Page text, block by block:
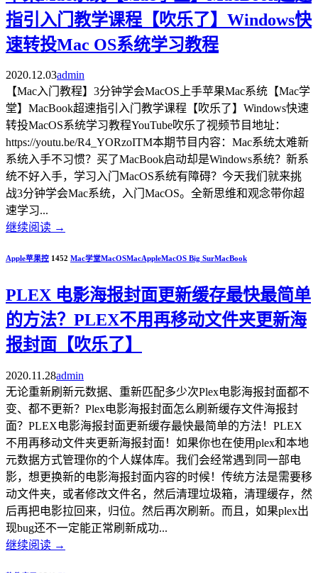
指引入门教学课程【吹乐了】Windows快
速转投Mac OS系统学习教程
2020.12.03admin
【Mac入门教程】3分钟学会MacOS上手苹果Mac系统【Mac学
堂】MacBook超速指引入门教学课程【吹乐了】Windows快速
转投MacOS系统学习教程YouTube吹乐了视频节目地址：
https://youtu.be/R4_YORzoITM本期节目内容：Mac系统太难新
系统入手不习惯？买了MacBook启动却是Windows系统？新系
统不好入手，学习入门MacOS系统有障碍？今天我们就来挑
战3分钟学会Mac系统，入门MacOS。全新思维和观念带你超
速学习...
继续阅读 →
Apple苹果控 1452 Mac学堂MacOSMacAppleMacOS Big SurMacBook
PLEX 电影海报封面更新缓存最快最简单
的方法？PLEX不用再移动文件夹更新海
报封面【吹乐了】
2020.11.28admin
无论重新刷新元数据、重新匹配多少次Plex电影海报封面都不
变、都不更新？Plex电影海报封面怎么刷新缓存文件海报封
面？PLEX电影海报封面更新缓存最快最简单的方法！PLEX
不用再移动文件夹更新海报封面！如果你也在使用plex和本地
元数据方式管理你的个人媒体库。我们会经常遇到同一部电
影，想更换新的电影海报封面内容的时候！传统方法是需要移
动文件夹，或者修改文件名，然后清理垃圾箱，清理缓存，然
后再把电影拉回来，归位。然后再次刷新。而且，如果plex出
现bug还不一定能正常刷新成功...
继续阅读 →